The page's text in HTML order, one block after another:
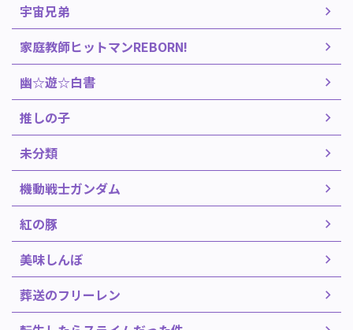
宇宙兄弟
家庭教師ヒットマンREBORN!
幽☆遊☆白書
推しの子
未分類
機動戦士ガンダム
紅の豚
美味しんぼ
葬送のフリーレン